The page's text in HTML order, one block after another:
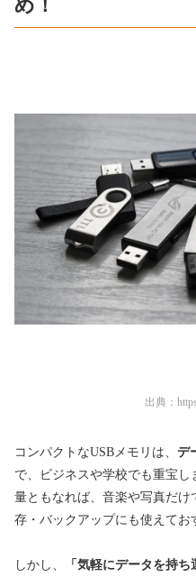
め！
出典：
コンパクトなUSBメモリは、 デ
で、ビジネスや学校でも重宝 し
量ともなれば、音楽や写真だ
存・バックアップにも使えてお
しかし、
「気軽にデータを持